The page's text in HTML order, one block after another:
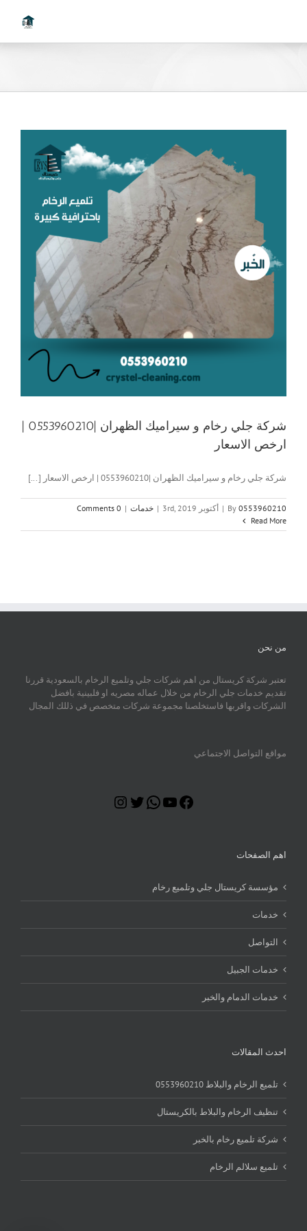
شركة جلي رخام و سيراميك الظهران |0553960210 |
ارخص الاسعار
شركة جلي رخام و سيراميك الظهران |0553960210 | ارخص الاسعار [...]
By 0553960210
| أكتوبر 3rd, 2019 | خدمات |
0 Comments
Read More
من نحن
تعتبر شركة كريستال من اهم شركات جلي وتلميع الرخام بالسعودية قررنا
تقديم خدمات جلي الرخام من خلال عماله مصريه او فلبينية بافضل
الشركات واقربها فاستخلصنا مجموعة شركات متخصص في ذللك المجال
مواقع التواصل الاجتماعي
Facebook
YouTube
WhatsApp
Twitter
اهم الصفحات
مؤسسة كريستال جلي وتلميع رخام
خدمات
التواصل
خدمات الجبيل
خدمات الدمام والخبر
احدث المقالات
تلميع الرخام والبلاط 0553960210
تنظيف الرخام والبلاط بالكريستال
شركة تلميع رخام بالخبر
تلميع سلالم الرخام